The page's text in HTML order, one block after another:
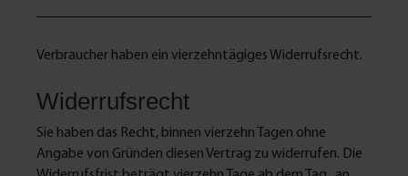
Verbraucher haben ein vierzehntägiges Widerrufsrecht.
Widerrufsrecht
Sie haben das Recht, binnen vierzehn Tagen ohne
Angabe von Gründen diesen Vertrag zu widerrufen. Die